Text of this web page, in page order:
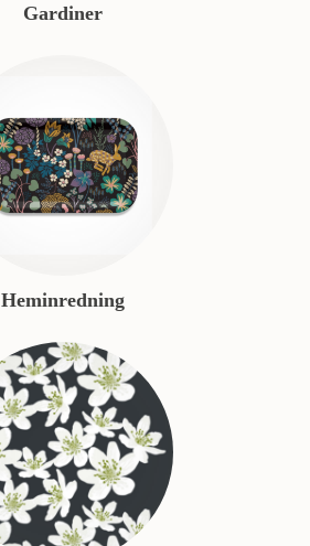
Gardiner
Heminredning